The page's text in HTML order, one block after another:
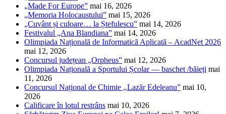
„Made For Europe” mai 16, 2026
„Memoria Holocaustului” mai 15, 2026
„Cuvânt și culoare… la Ștefulescu” mai 14, 2026
Festivalul „Ana Blandiana” mai 14, 2026
Olimpiada Națională de Informatică Aplicată – AcadNet 2026
mai 12, 2026
Concursul județean „Orpheus” mai 12, 2026
Olimpiada Națională a Sportului Școlar — baschet /băieți mai
11, 2026
Concursul Național de Chimie ,,Lazăr Edeleanu” mai 10,
2026
Calificare în lotul restrâns mai 10, 2026